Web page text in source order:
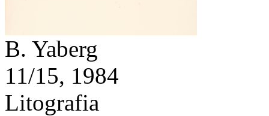
B. Yaberg
11/15, 1984
Litografia